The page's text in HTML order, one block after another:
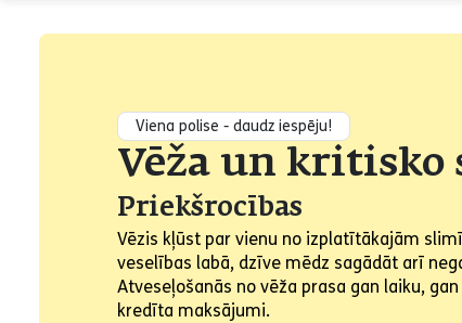
Viena polise - daudz iespēju!
Vēža un kritisko
Priekšrocības
Vēzis kļūst par vienu no izplatītākajām
veselības labā, dzīve mēdz sagādāt arī
Atveseļošanās no vēža prasa gan laiku,
kredīta maksājumi.